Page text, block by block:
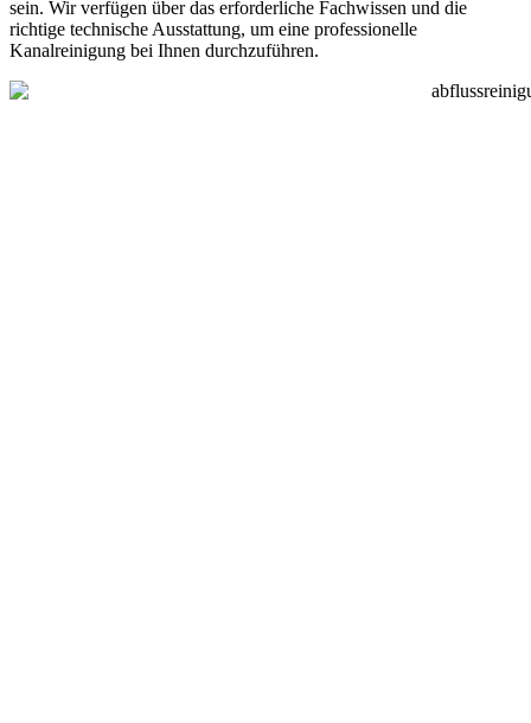
sein. Wir verfügen über das erforderliche Fachwissen und die
richtige technische Ausstattung, um eine professionelle
Kanalreinigung bei Ihnen durchzuführen.